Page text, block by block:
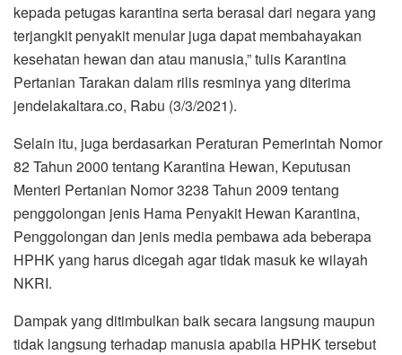
kepada petugas karantina serta berasal dari negara yang
terjangkit penyakit menular juga dapat membahayakan
kesehatan hewan dan atau manusia,” tulis Karantina
Pertanian Tarakan dalam rilis resminya yang diterima
jendelakaltara.co, Rabu (3/3/2021).
Selain itu, juga berdasarkan Peraturan Pemerintah Nomor
82 Tahun 2000 tentang Karantina Hewan, Keputusan
Menteri Pertanian Nomor 3238 Tahun 2009 tentang
penggolongan jenis Hama Penyakit Hewan Karantina,
Penggolongan dan jenis media pembawa ada beberapa
HPHK yang harus dicegah agar tidak masuk ke wilayah
NKRI.
Dampak yang ditimbulkan baik secara langsung maupun
tidak langsung terhadap manusia apabila HPHK tersebut